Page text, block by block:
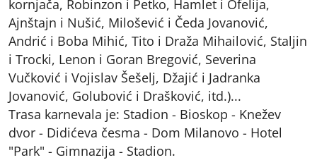
kornjača, Robinzon i Petko, Hamlet i Ofelija,
Ajnštajn i Nušić, Milošević i Čeda Jovanović,
Andrić i Boba Mihić, Tito i Draža Mihailović, Staljin
i Trocki, Lenon i Goran Bregović, Severina
Vučković i Vojislav Šešelj, Džajić i Jadranka
Jovanović, Golubović i Drašković, itd.)...
Trasa karnevala je: Stadion - Bioskop - Knežev
dvor - Didićeva česma - Dom Milanovo - Hotel
"Park" - Gimnazija - Stadion.